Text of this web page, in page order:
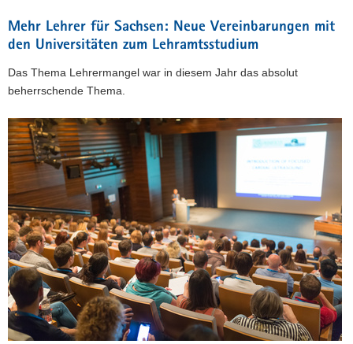
n
Mehr Lehrer für Sachsen: Neue Vereinbarungen mit
den Universitäten zum Lehramtsstudium
Das Thema Lehrermangel war in diesem Jahr das absolut
beherrschende Thema.